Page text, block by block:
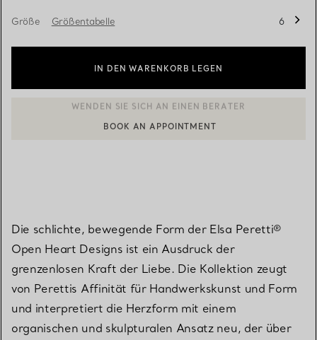
Größe Größentabelle 6
IN DEN WARENKORB LEGEN
EINEN KUNDENBERATER KONTAKTIEREN ODER EINEN
Die schlichte, bewegende Form der Elsa Peretti®
Open Heart Designs ist ein Ausdruck der
grenzenlosen Kraft der Liebe. Die Kollektion zeugt
von Perettis Affinität für Handwerkskunst und Form
und interpretiert die Herzform mit einem
organischen und skulpturalen Ansatz neu, der über